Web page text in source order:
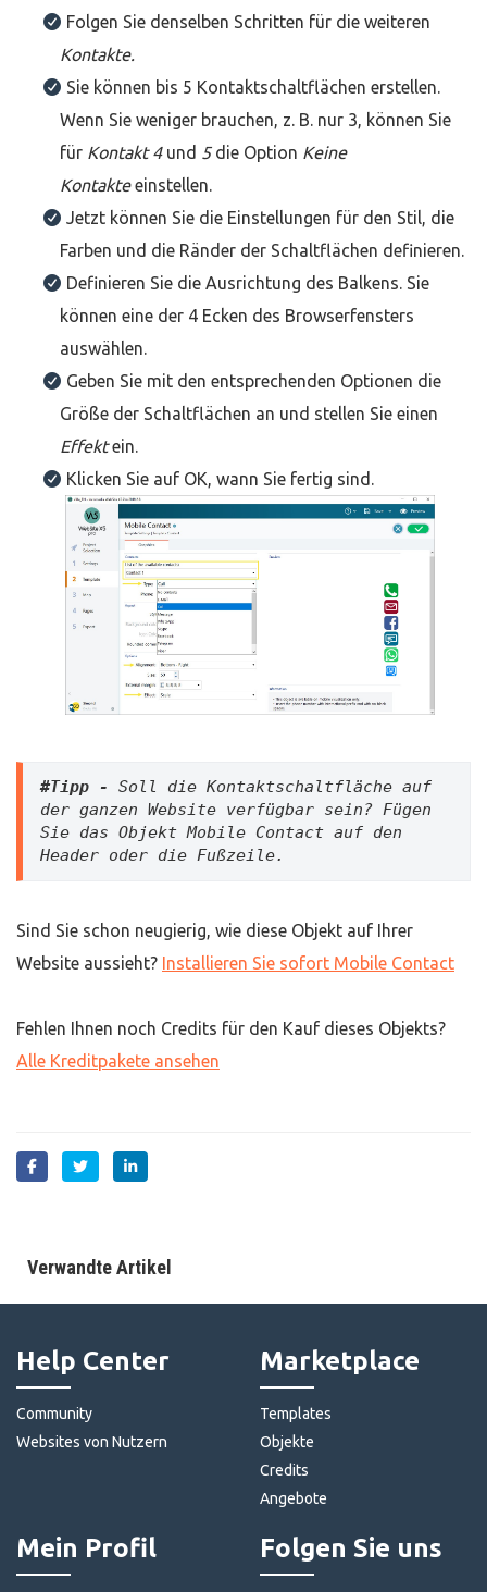
Folgen Sie denselben Schritten für die weiteren
Kontakte.
Sie können bis 5 Kontaktschaltflächen erstellen.
Wenn Sie weniger brauchen, z. B. nur 3, können Sie
für Kontakt 4 und 5die Option Keine
Kontakteeinstellen.
Jetzt können Sie die Einstellungen für den Stil, die
Farben und die Ränder der Schaltflächen definieren.
Definieren Sie die Ausrichtung des Balkens. Sie
können eine der 4 Ecken des Browserfensters
auswählen.
Geben Sie mit den entsprechenden Optionen die
Größe der Schaltflächen an und stellen Sie einen
Effektein.
Klicken Sie auf OK, wann Sie fertig sind.
#Tipp -
Soll die Kontaktschaltfläche auf
der ganzen Website verfügbar sein? Fügen
Sie das Objekt Mobile Contact auf den
Header oder die Fußzeile.
Sind Sie schon neugierig, wie diese Objekt auf Ihrer
Website aussieht? Installieren Sie sofort Mobile Contact
Fehlen Ihnen noch Credits für den Kauf dieses Objekts?
Alle Kreditpakete ansehen
Verwandte Artikel
Help Center
Community
Websites von Nutzern
Marketplace
Templates
Objekte
Credits
Angebote
Mein Profil Folgen Sie uns